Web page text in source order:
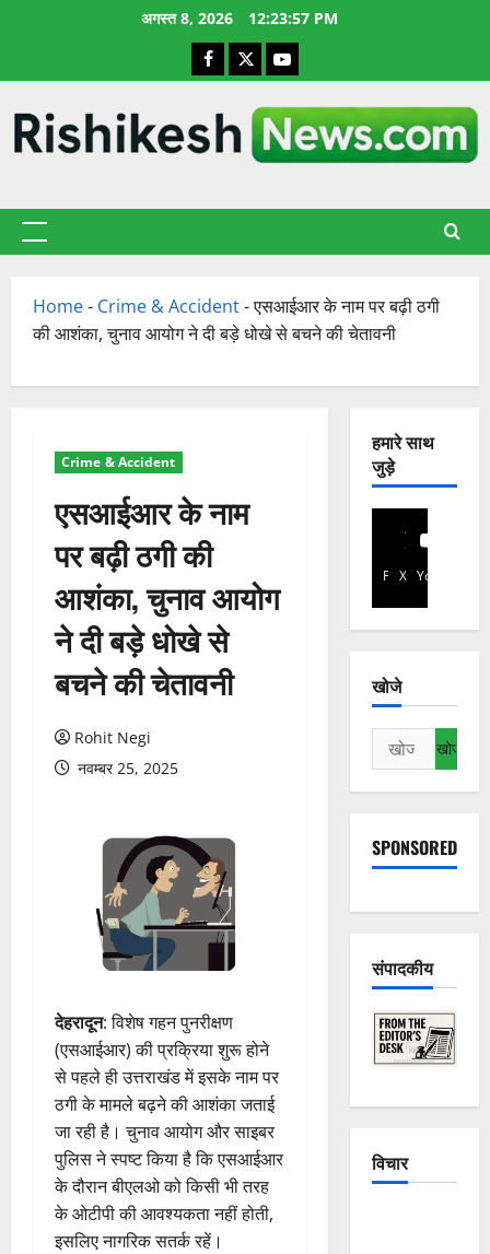
अगस्त 8, 2026 12:23:58 PM
Facebook
X YouTube
प्राथमिक
Home- Crime & Accident-एसआईआर के नाम पर बढ़ी ठगी
की आशंका, चुनाव आयोग ने दी बड़े धोखे से बचने की चेतावनी
Crime & Accident
एसआईआर के नाम
पर बढ़ी ठगी की
आशंका, चुनाव आयोग
ने दी बड़े धोखे से
बचने की चेतावनी
Rohit Negi
नवम्बर 25, 2025
देहरादून: विशेष गहन पुनरीक्षण
(एसआईआर) की प्रक्रिया शुरू होने
से पहले ही उत्तराखंड में इसके नाम पर
ठगी के मामले बढ़ने की आशंका जताई
जा रही है। चुनाव आयोग और साइबर
पुलिस ने स्पष्ट किया है कि एसआईआर
के दौरान बीएलओ को किसी भी तरह
के ओटीपी की आवश्यकता नहीं होती,
इसलिए नागरिक सतर्क रहें।
हमारे साथ
जुड़े
Facebook
X YouTube
खोजे
निम्न
को
खोजें:
SPONSORED
संपादकीय
विचार